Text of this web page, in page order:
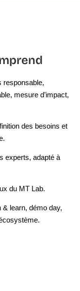
responsable,
mesure d’impact,
des besoins et
experts, adapté à
du MT Lab.
learn, démo day,